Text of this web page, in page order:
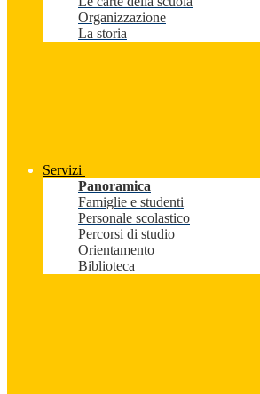
Organizzazione
La storia
Servizi
Panoramica
Famiglie e studenti
Personale scolastico
Percorsi di studio
Orientamento
Biblioteca